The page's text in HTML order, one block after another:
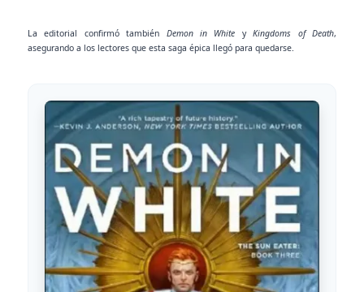
La editorial confirmó también Demon in White yKingdoms of Death,
asegurando a los lectores que esta saga épica llegó para quedarse.